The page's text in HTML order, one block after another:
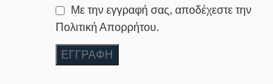
Με την εγγραφή σας, αποδέχεστε την
Πολιτική Απορρήτου.